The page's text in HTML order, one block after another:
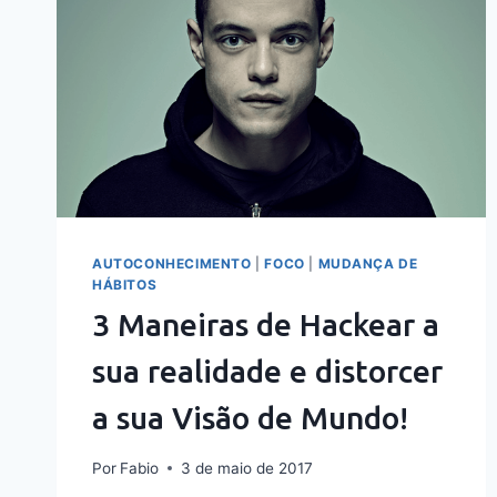
AUTOCONHECIMENTO |FOCO
MUDANÇA DE
HÁBITOS
3 Maneiras de Hackear a
sua realidade e distorcer
a sua Visão de Mundo!
Por Fabio 3 de maio de 2017